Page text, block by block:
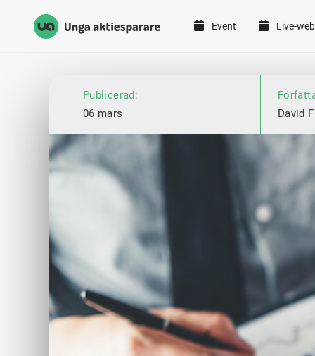
Unga Aktiesparare
Event Live-
Publicerad:
06 mars
David